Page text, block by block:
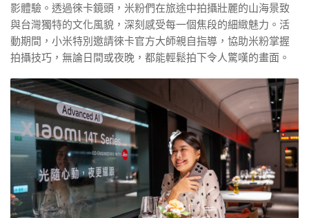
影體驗。透過徠卡鏡頭，米粉們在旅途中拍攝壯麗的山海景致
與台灣獨特的文化風貌，深刻感受每一個焦段的細緻魅力。活
動期間，小米特別邀請徠卡官方大師親自指導，協助米粉掌握
拍攝技巧，無論日間或夜晚，都能輕鬆拍下令人驚嘆的畫面。